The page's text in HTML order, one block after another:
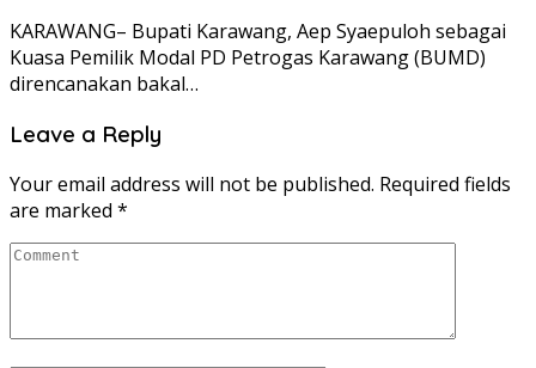
KARAWANG– Bupati Karawang, Aep Syaepuloh sebagai
Kuasa Pemilik Modal PD Petrogas Karawang (BUMD)
direncanakan bakal…
Leave a Reply
Your email address will not be published. Required fields
are marked *